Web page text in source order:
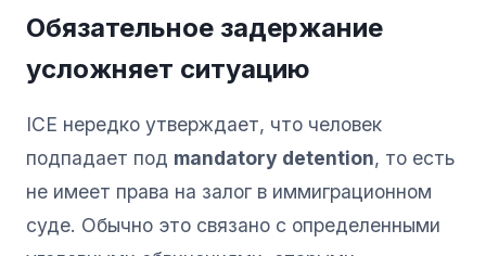
Обязательное задержание
усложняет ситуацию
ICE нередко утверждает, что человек
подпадает под mandatory detention, то есть
не имеет права на залог в иммиграционном
суде. Обычно это связано с определенными